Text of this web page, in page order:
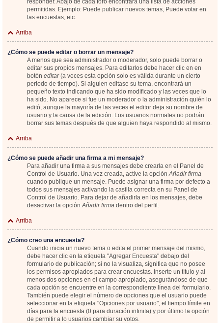
responder. Abajo de cada foro encontrará una lista de acciones
permitidas. Ejemplo: Puede publicar nuevos temas, Puede votar en
las encuestas, etc.
Arriba
¿Cómo se puede editar o borrar un mensaje?
A menos que sea administrador o moderador, solo puede borrar o
editar sus propios mensajes. Para editarlos debe hacer clic en en
botón editar(a veces esta opción solo es válida durante un cierto
periodo de tiempo). Si alguien editase su tema, encontrará un
pequeño texto indicando que ha sido modificado y las veces que lo
ha sido. No aparece si fue un moderador o la administración quién lo
editó, aunque la mayoría de las veces el editor deja su nombre de
usuario y la causa de la edición. Los usuarios normales no podrán
borrar sus temas después de que alguien haya respondido al mismo.
Arriba
¿Cómo se puede añadir una firma a mi mensaje?
Para añadir una firma a sus mensajes debe crearla en el Panel de
Control de Usuario. Una vez creada, active la opciónAñadir firma
cuando publique un mensaje. Puede asignar una firma por defecto a
todos sus mensajes activando la casilla correcta en su Panel de
Control de Usuario. Para dejar de añadirla en los mensajes, debe
desactivar la opciónAñadir firma dentro del perfil.
Arriba
¿Cómo creo una encuesta?
Cuando inicia un nuevo tema o edita el primer mensaje del mismo,
debe hacer clic en la etiqueta "Agregar Encuesta" debajo del
formulario de publicación; si no la visualiza, significa que no posee
los permisos apropiados para crear encuestas. Inserte un título y al
menos dos opciones en el campo apropiado, asegurándose de que
cada opción se encuentre en la correspondiente línea del formulario.
También puede elegir el número de opciones que el usuario puede
seleccionar en la etiqueta "Opciones por usuario", el tiempo límite en
días para la encuesta (0 para duración infinita) y por último la opción
de permitir a lo usuarios cambiar su votos.